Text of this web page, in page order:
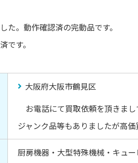
た。動作確認済の完動品です。
です。
大阪府大阪市鶴見区
お電話にて買取依頼を頂きまし
ジャンク品等もありましたが高価
厨房機器・大型特殊機械・キュ